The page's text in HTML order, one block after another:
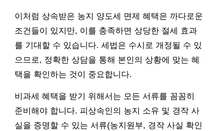
이처럼 상속받은 농지 양도세 면제 혜택은 까다로운
조건들이 있지만, 이를 충족하면 상당한 절세 효과
를 기대할 수 있습니다. 세법은 수시로 개정될 수 있
으므로, 정확한 상담을 통해 본인의 상황에 맞는 혜
택을 확인하는 것이 중요합니다.
비과세 혜택을 받기 위해서는 모든 서류를 꼼꼼히
준비해야 합니다. 피상속인의 농지 소유 및 경작 사
실을 증명할 수 있는 서류(농지원부, 경작 사실 확인